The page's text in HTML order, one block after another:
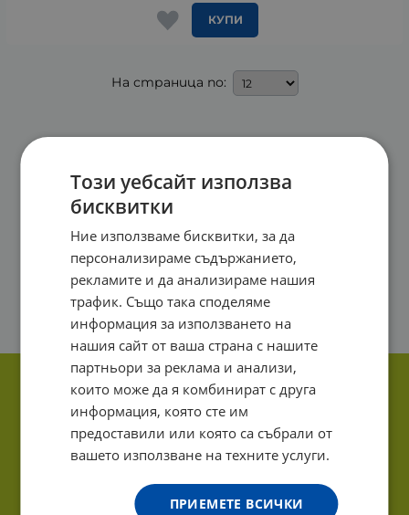
КУПИ
На страница по:
Този уебсайт използва
бисквитки
Ние използваме бисквитки, за да
персонализираме съдържанието,
рекламите и да анализираме нашия
трафик. Също така споделяме
информация за използването на
нашия сайт от ваша страна с нашите
партньори за реклама и анализи,
които може да я комбинират с друга
информация, която сте им
предоставили или която са събрали от
вашето използване на техните услуги.
ПРИЕМЕТЕ ВСИЧКИ